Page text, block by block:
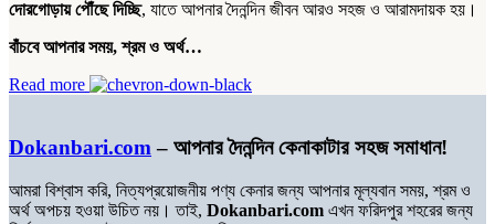
দোরগোড়ায় পৌঁছে দিচ্ছি, যাতে আপনার দৈনন্দিন জীবন আরও সহজ ও আরামদায়ক হয়।
বাঁচবে আপনার সময়, শ্রম ও অর্থ…
Read more
Dokanbari.com – আপনার দৈনন্দিন কেনাকাটার সহজ সমাধান!
আমরা বিশ্বাস করি, নিত্যপ্রয়োজনীয় পণ্য কেনার জন্য আপনার মূল্যবান সময়, শ্রম ও
অর্থ অপচয় হওয়া উচিত নয়। তাই, Dokanbari.com এখন ফরিদপুর শহরের জন্য